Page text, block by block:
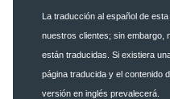
La traducción al español de
nuestros clientes; sin embargo,
están traducidas. Si existiera
página traducida y el contenido
versión en inglés prevalecerá.